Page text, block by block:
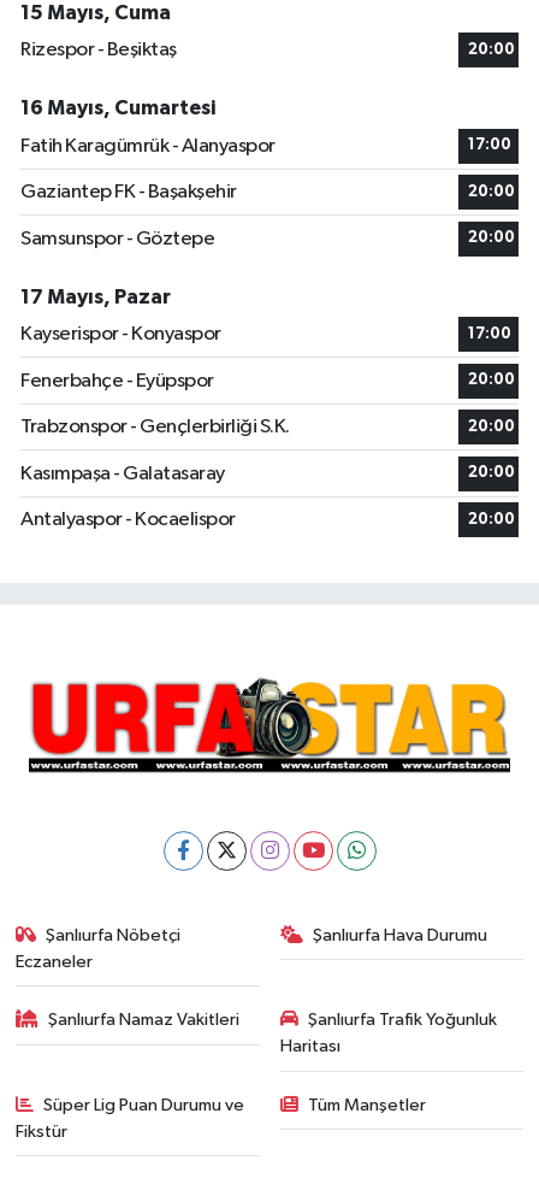
15 Mayıs, Cuma
Rizespor - Beşiktaş
20:00
16 Mayıs, Cumartesi
Fatih Karagümrük - Alanyaspor
17:00
Gaziantep FK - Başakşehir 20:00
Samsunspor - Göztepe 20:00
17 Mayıs, Pazar
Kayserispor - Konyaspor
17:00
Fenerbahçe - Eyüpspor 20:00
Trabzonspor - Gençlerbirliği S.K. 20:00
Kasımpaşa - Galatasaray 20:00
Antalyaspor - Kocaelispor 20:00
Şanlıurfa Nöbetçi
Eczaneler
Şanlıurfa Hava Durumu
Şanlıurfa Namaz Vakitleri
Şanlıurfa Trafik Yoğunluk
Haritası
Süper Lig Puan Durumu ve
Fikstür
Tüm Manşetler